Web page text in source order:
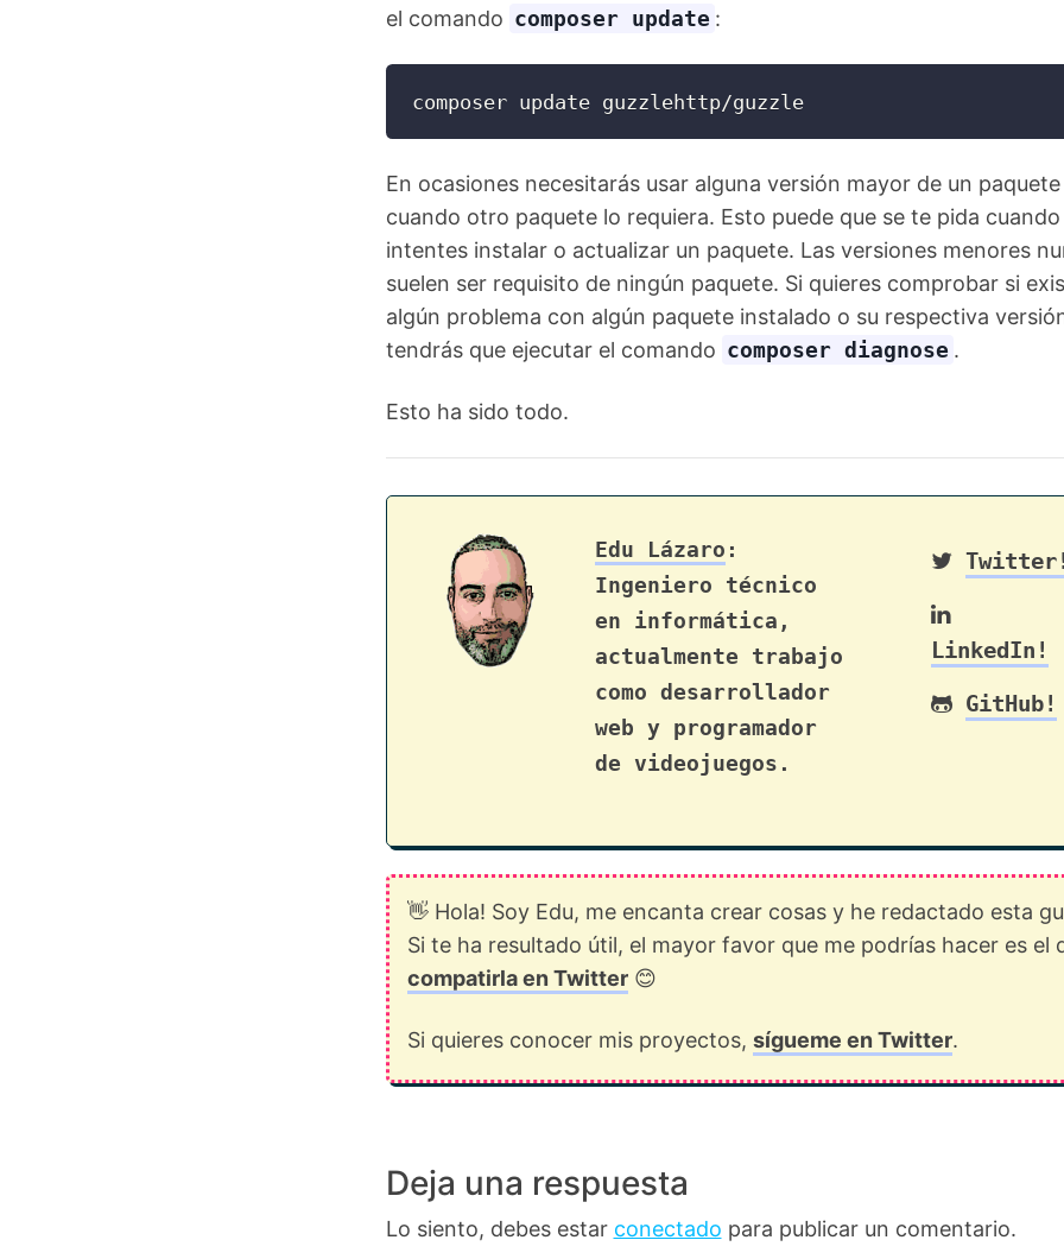
el comando composer update :
composer update guzzlehttp/guzzle
En ocasiones necesitarás usar alguna versión mayor de un paquete
cuando otro paquete lo requiera. Esto puede que se te pida cuando
intentes instalar o actualizar un paquete. Las versiones menores
suelen ser requisito de ningún paquete. Si quieres comprobar si
algún problema con algún paquete instalado o su respectiva
tendrás que ejecutar el comando composer diagnose .
Esto ha sido todo.
Edu Lázaro :
Ingeniero técnico
en informática,
actualmente trabajo
como desarrollador
web y programador
de videojuegos.
Twitter!
LinkedIn!
GitHub!
👋 Hola! Soy Edu, me encanta crear cosas y he redactado esta
Si te ha resultado útil, el mayor favor que me podrías hacer es el
compatirla en Twitter😊
Si quieres conocer mis proyectos, sígueme en Twitter.
Deja una respuesta
Lo siento, debes estar conectado para publicar un comentario.